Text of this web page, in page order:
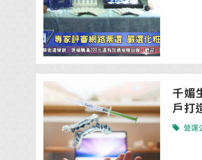
千媚
戶打
營運